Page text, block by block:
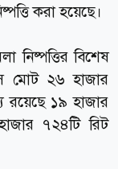
করা হয়েছে।
নিষ্পত্তির বিশেষ
মোট ২৬ হাজার
রয়েছে ১৯ হাজার
৭২৪টি রিট